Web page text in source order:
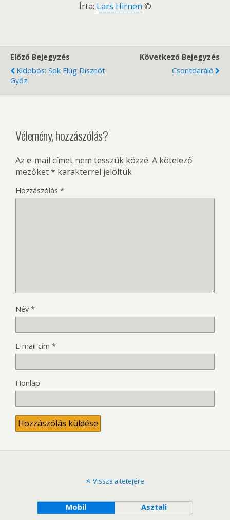
Írta: Lars Hirnen ©
Előző Bejegyzés
Kidobós: Sok Flúg Disznót
Győz
Következő Bejegyzés
Csontdaráló
Vélemény, hozzászólás?
Az e-mail címet nem tesszük közzé. A kötelező
mezőket* karakterrel jelöltük
Hozzászólás *
Név *
E-mail cím *
Honlap
Vissza a tetejére
Mobil Asztali